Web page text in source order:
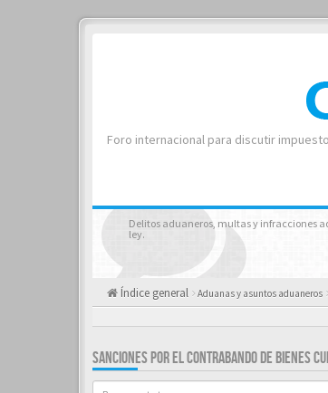
Foro internacional para discutir
Delitos aduaneros, multas y infracciones
ley.
Índice general Aduanas y asuntos aduaneros
SANCIONES POR EL CONTRABANDO DE BIENES